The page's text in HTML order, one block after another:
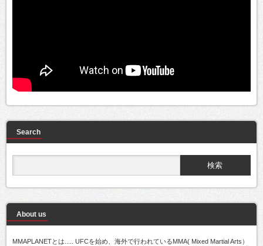
Search
About us
MMAPLANETとは..... UFCを始め、海外で行われているMMA( Mixed Martial Arts）